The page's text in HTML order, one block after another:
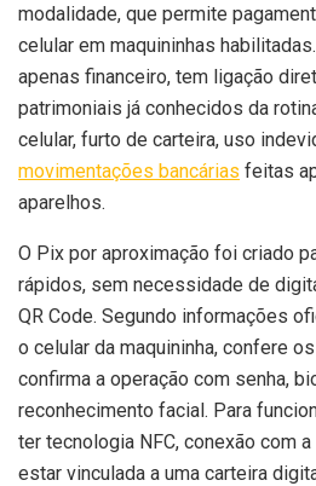
modalidade, que permite
celular em maquininhas
apenas financeiro, tem ligação
patrimoniais já conhecidos da
celular, furto de carteira, uso
movimentações bancárias feitas
aparelhos.
O Pix por aproximação foi criado
rápidos, sem necessidade de
QR Code. Segundo informações
o celular da maquininha, confere
confirma a operação com senha,
reconhecimento facial. Para
ter tecnologia NFC, conexão com
estar vinculada a uma carteira